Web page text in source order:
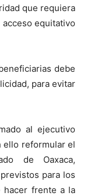
que requiera
equitativo
debe
para evitar
al ejecutivo
ello reformular el
de Oaxaca,
para los
hacer frente a la